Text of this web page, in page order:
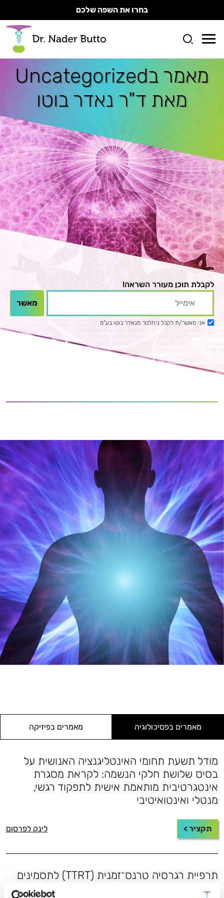
בחרו את השפה שלכם
מאמר בUncategorized
מאת ד"ר נאדר בוטו
לקבלת תוכן מעורר השראה!
אני מאשר/ת לקבל ניוזלטר מנאדר בוטו בע"מ
מאמרים בפסיכולוגיה מאמרים בפיזיקה
מודל תשעת תחומי האינטליגנציה האנושית על
בסיס שלושת חלקי הנשמה: לקראת מסגרת
אינטגרטיבית מותאמת אישית לתפקוד רגשי,
מנטלי ואינטואיטיבי
תקציר > לינק לפרסום
תרפיית רגרסיה טרנס־זמנית (TTRT) לתסמינים
הקשורים לטראומה: מסגרת חקר